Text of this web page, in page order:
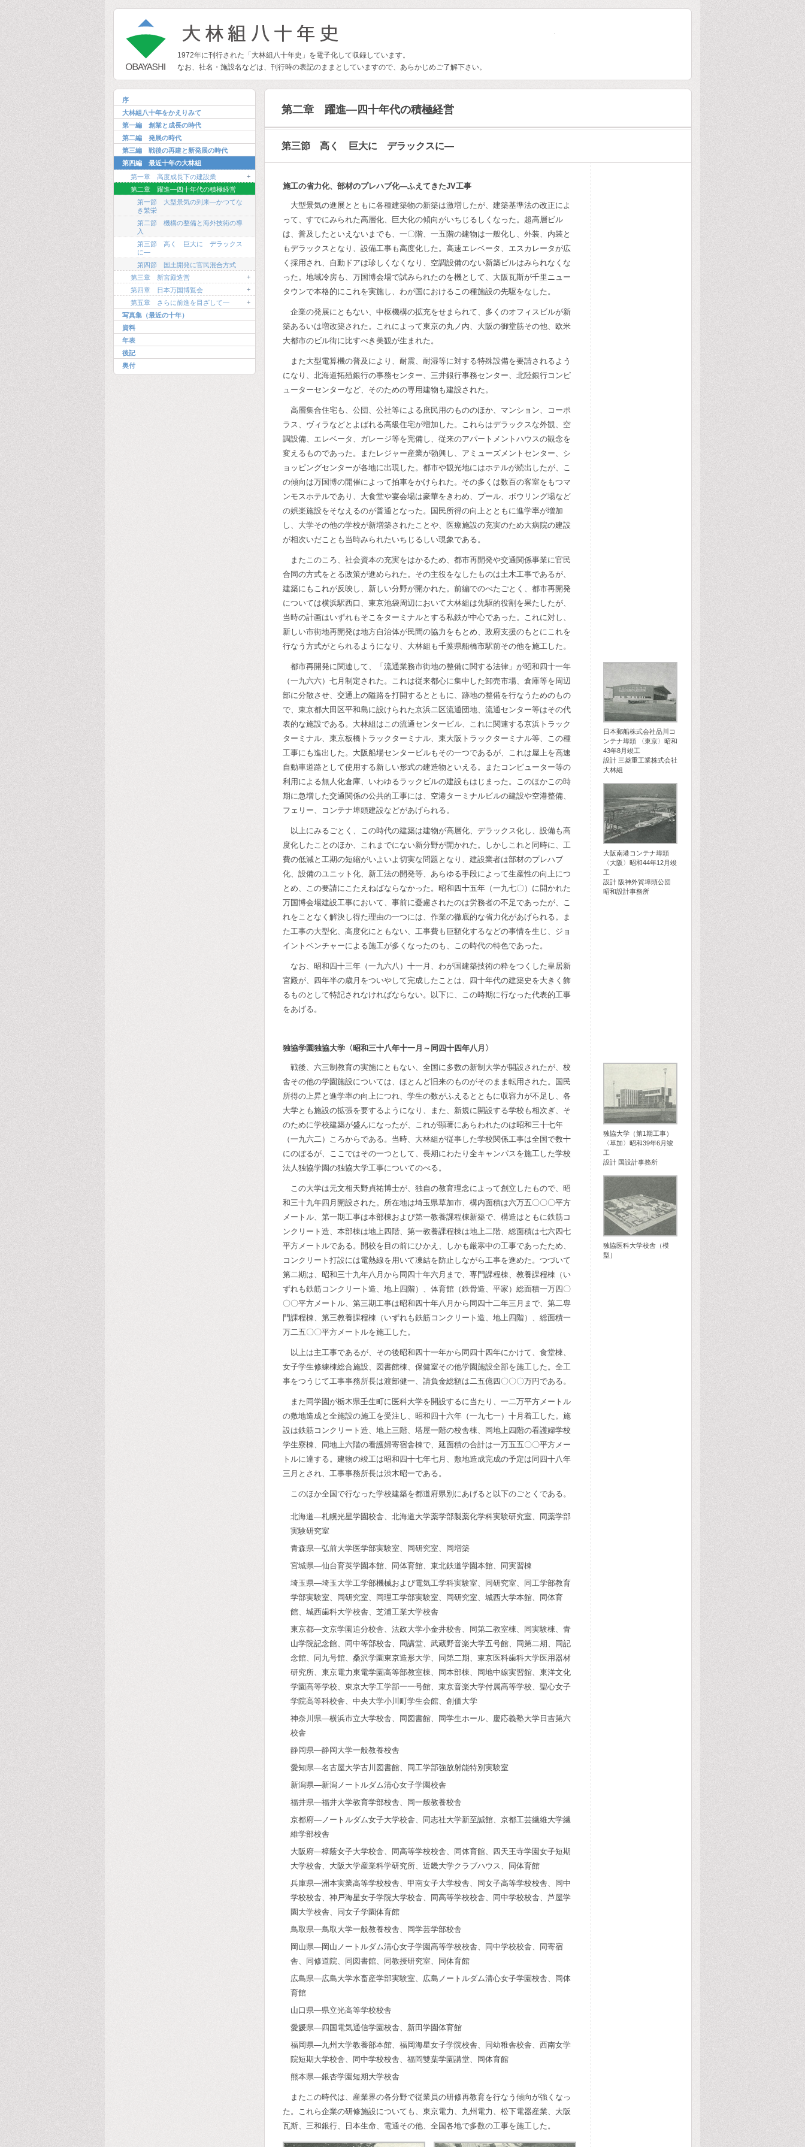
1972年に刊行された「大林組八十年史」を電子化して収録しています。
なお、社名・施設名などは、刊行時の表記のままとしていますので、あらかじめご了解下さい。
序
大林組八十年をかえりみて
第一編 創業と成長の時代
第二編 発展の時代
第三編 戦後の再建と新発展の時代
第四編 最近十年の大林組
第一章 高度成長下の建設業
+
第二章 躍進―四十年代の積極経営
第一節 大型景気の到来―かつてな
き繁栄
第二節 機構の整備と海外技術の導
入
第三節 高く 巨大に デラックス
に―
第四節 国土開発に官民混合方式
第三章 新宮殿造営
+
第四章 日本万国博覧会
+
第五章 さらに前進を目ざして―
+
写真集（最近の十年）
資料
年表
後記
奥付
第二章 躍進―四十年代の積極経営
第三節 高く 巨大に デラックスに―
施工の省力化、部材のプレハブ化―ふえてきたJV工事
大型景気の進展とともに各種建築物の新築は激増したが、建築基準法の改正によ
って、すでにみられた高層化、巨大化の傾向がいちじるしくなった。超高層ビル
は、普及したといえないまでも、一〇階、一五階の建物は一般化し、外装、内装と
もデラックスとなり、設備工事も高度化した。高速エレベータ、エスカレータが広
く採用され、自動ドアは珍しくなくなり、空調設備のない新築ビルはみられなくな
った。地域冷房も、万国博会場で試みられたのを機として、大阪瓦斯が千里ニュー
タウンで本格的にこれを実施し、わが国におけるこの種施設の先駆をなした。
企業の発展にともない、中枢機構の拡充をせまられて、多くのオフィスビルが新
築あるいは増改築された。これによって東京の丸ノ内、大阪の御堂筋その他、欧米
大都市のビル街に比すべき美観が生まれた。
また大型電算機の普及により、耐震、耐湿等に対する特殊設備を要請されるよう
になり、北海道拓殖銀行の事務センター、三井銀行事務センター、北陸銀行コンピ
ューターセンターなど、そのための専用建物も建設された。
高層集合住宅も、公団、公社等による庶民用のもののほか、マンション、コーポ
ラス、ヴィラなどとよばれる高級住宅が増加した。これらはデラックスな外観、空
調設備、エレベータ、ガレージ等を完備し、従来のアパートメントハウスの観念を
変えるものであった。またレジャー産業が勃興し、アミューズメントセンター、シ
ョッピングセンターが各地に出現した。都市や観光地にはホテルが続出したが、こ
の傾向は万国博の開催によって拍車をかけられた。その多くは数百の客室をもつマ
ンモスホテルであり、大食堂や宴会場は豪華をきわめ、プール、ボウリング場など
の娯楽施設をそなえるのが普通となった。国民所得の向上とともに進学率が増加
し、大学その他の学校が新増築されたことや、医療施設の充実のため大病院の建設
が相次いだことも当時みられたいちじるしい現象である。
またこのころ、社会資本の充実をはかるため、都市再開発や交通関係事業に官民
合同の方式をとる政策が進められた。その主役をなしたものは土木工事であるが、
建築にもこれが反映し、新しい分野が開かれた。前編でのべたごとく、都市再開発
については横浜駅西口、東京池袋周辺において大林組は先駆的役割を果たしたが、
当時の計画はいずれもそこをターミナルとする私鉄が中心であった。これに対し、
新しい市街地再開発は地方自治体が民間の協力をもとめ、政府支援のもとにこれを
行なう方式がとられるようになり、大林組も千葉県船橋市駅前その他を施工した。
都市再開発に関連して、「流通業務市街地の整備に関する法律」が昭和四十一年
（一九六六）七月制定された。これは従来都心に集中した卸売市場、倉庫等を周辺
部に分散させ、交通上の隘路を打開するとともに、跡地の整備を行なうためのもの
で、東京都大田区平和島に設けられた京浜二区流通団地、流通センター等はその代
表的な施設である。大林組はこの流通センタービル、これに関連する京浜トラック
ターミナル、東京板橋トラックターミナル、東大阪トラックターミナル等、この種
工事にも進出した。大阪船場センタービルもその一つであるが、これは屋上を高速
自動車道路として使用する新しい形式の建造物といえる。またコンピューター等の
利用による無人化倉庫、いわゆるラックビルの建設もはじまった。このほかこの時
期に急増した交通関係の公共的工事には、空港ターミナルビルの建設や空港整備、
フェリー、コンテナ埠頭建設などがあげられる。
以上にみるごとく、この時代の建築は建物が高層化、デラックス化し、設備も高
度化したことのほか、これまでにない新分野が開かれた。しかしこれと同時に、工
費の低減と工期の短縮がいよいよ切実な問題となり、建設業者は部材のプレハブ
化、設備のユニット化、新工法の開発等、あらゆる手段によって生産性の向上につ
とめ、この要請にこたえねばならなかった。昭和四十五年（一九七〇）に開かれた
万国博会場建設工事において、事前に憂慮されたのは労務者の不足であったが、こ
れをことなく解決し得た理由の一つには、作業の徹底的な省力化があげられる。ま
た工事の大型化、高度化にともない、工事費も巨額化するなどの事情を生じ、ジョ
イントベンチャーによる施工が多くなったのも、この時代の特色であった。
なお、昭和四十三年（一九六八）十一月、わが国建築技術の粋をつくした皇居新
宮殿が、四年半の歳月をついやして完成したことは、四十年代の建築史を大きく飾
るものとして特記されなければならない。以下に、この時期に行なった代表的工事
をあげる。
日本郵船株式会社品川コ
ンテナ埠頭 〈東京〉昭和
43年8月竣工
設計 三菱重工業株式会社
大林組
大阪南港コンテナ埠頭
〈大阪〉昭和44年12月竣
工
設計 阪神外貿埠頭公団
昭和設計事務所
独協学園独協大学〈昭和三十八年十一月～同四十四年八月〉
戦後、六三制教育の実施にともない、全国に多数の新制大学が開設されたが、校
舎その他の学園施設については、ほとんど旧来のものがそのまま転用された。国民
所得の上昇と進学率の向上につれ、学生の数がふえるとともに収容力が不足し、各
大学とも施設の拡張を要するようになり、また、新規に開設する学校も相次ぎ、そ
のために学校建築が盛んになったが、これが顕著にあらわれたのは昭和三十七年
（一九六二）ころからである。当時、大林組が従事した学校関係工事は全国で数十
にのぼるが、ここではその一つとして、長期にわたり全キャンパスを施工した学校
法人独協学園の独協大学工事についてのべる。
この大学は元文相天野貞祐博士が、独自の教育理念によって創立したもので、昭
和三十九年四月開設された。所在地は埼玉県草加市、構内面積は六万五〇〇〇平方
メートル、第一期工事は本部棟および第一教養課程棟新築で、構造はともに鉄筋コ
ンクリート造、本部棟は地上四階、第一教養課程棟は地上二階、総面積は七六四七
平方メートルである。開校を目の前にひかえ、しかも厳寒中の工事であったため、
コンクリート打設には電熱線を用いて凍結を防止しながら工事を進めた。つづいて
第二期は、昭和三十九年八月から同四十年六月まで、専門課程棟、教養課程棟（い
ずれも鉄筋コンクリート造、地上四階）、体育館（鉄骨造、平家）総面積一万四〇
〇〇平方メートル、第三期工事は昭和四十年八月から同四十二年三月まで、第二専
門課程棟、第三教養課程棟（いずれも鉄筋コンクリート造、地上四階）、総面積一
万二五〇〇平方メートルを施工した。
以上は主工事であるが、その後昭和四十一年から同四十四年にかけて、食堂棟、
女子学生修練棟総合施設、図書館棟、保健室その他学園施設全部を施工した。全工
事をつうじて工事事務所長は渡部健一、請負金総額は二五億四〇〇〇万円である。
また同学園が栃木県壬生町に医科大学を開設するに当たり、一二万平方メートル
の敷地造成と全施設の施工を受注し、昭和四十六年（一九七一）十月着工した。施
設は鉄筋コンクリート造、地上三階、塔屋一階の校舎棟、同地上四階の看護婦学校
学生寮棟、同地上六階の看護婦寄宿舎棟で、延面積の合計は一万五五〇〇平方メー
トルに達する。建物の竣工は昭和四十七年七月、敷地造成完成の予定は同四十八年
三月とされ、工事事務所長は渋木昭一である。
独協大学（第1期工事）
〈草加〉昭和39年6月竣
工
設計 国設計事務所
独協医科大学校舎（模
型）
このほか全国で行なった学校建築を都道府県別にあげると以下のごとくである。
北海道―札幌光星学園校舎、北海道大学薬学部製薬化学科実験研究室、同薬学部
実験研究室
青森県―弘前大学医学部実験室、同研究室、同増築
宮城県―仙台育英学園本館、同体育館、東北鉄道学園本館、同実習棟
埼玉県―埼玉大学工学部機械および電気工学科実験室、同研究室、同工学部教育
学部実験室、同研究室、同理工学部実験室、同研究室、城西大学本館、同体育
館、城西歯科大学校舎、芝浦工業大学校舎
東京都―文京学園追分校舎、法政大学小金井校舎、同第二教室棟、同実験棟、青
山学院記念館、同中等部校舎、同講堂、武蔵野音楽大学五号館、同第二期、同記
念館、同九号館、桑沢学園東京造形大学、同第二期、東京医科歯科大学医用器材
研究所、東京電力東電学園高等部教室棟、同本部棟、同地中線実習館、東洋文化
学園高等学校、東京大学工学部一一号館、東京音楽大学付属高等学校、聖心女子
学院高等科校舎、中央大学小川町学生会館、創価大学
神奈川県―横浜市立大学校舎、同図書館、同学生ホール、慶応義塾大学日吉第六
校舎
静岡県―静岡大学一般教養校舎
愛知県―名古屋大学古川図書館、同工学部強放射能特別実験室
新潟県―新潟ノートルダム清心女子学園校舎
福井県―福井大学教育学部校舎、同一般教養校舎
京都府―ノートルダム女子大学校舎、同志社大学新至誠館、京都工芸繊維大学繊
維学部校舎
大阪府―樟蔭女子大学校舎、同高等学校校舎、同体育館、四天王寺学園女子短期
大学校舎、大阪大学産業科学研究所、近畿大学クラブハウス、同体育館
兵庫県―洲本実業高等学校校舎、甲南女子大学校舎、同女子高等学校校舎、同中
学校校舎、神戸海星女子学院大学校舎、同高等学校校舎、同中学校校舎、芦屋学
園大学校舎、同女子学園体育館
鳥取県―鳥取大学一般教養校舎、同学芸学部校舎
岡山県―岡山ノートルダム清心女子学園高等学校校舎、同中学校校舎、同寄宿
舎、同修道院、同図書館、同教授研究室、同体育館
広島県―広島大学水畜産学部実験室、広島ノートルダム清心女子学園校舎、同体
育館
山口県―県立光高等学校校舎
愛媛県―四国電気通信学園校舎、新田学園体育館
福岡県―九州大学教養部本館、福岡海星女子学院校舎、同幼稚舎校舎、西南女学
院短期大学校舎、同中学校校舎、福岡雙葉学園講堂、同体育館
熊本県―銀杏学園短期大学校舎
またこの時代は、産業界の各分野で従業員の研修再教育を行なう傾向が強くなっ
た。これら企業の研修施設についても、東京電力、九州電力、松下電器産業、大阪
瓦斯、三和銀行、日本生命、電通その他、全国各地で多数の工事を施工した。